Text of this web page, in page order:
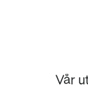
Vår